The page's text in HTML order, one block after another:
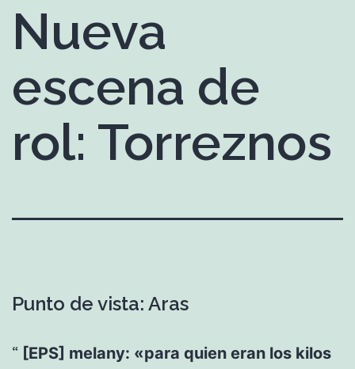
Nueva
escena de
rol: Torreznos
Punto de vista: Aras
[EPS] melany: «para quien eran los kilos